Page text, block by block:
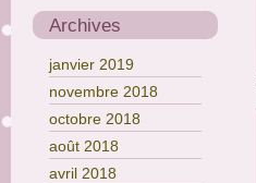
Archives
janvier 2019
novembre 2018
octobre 2018
août 2018
avril 2018